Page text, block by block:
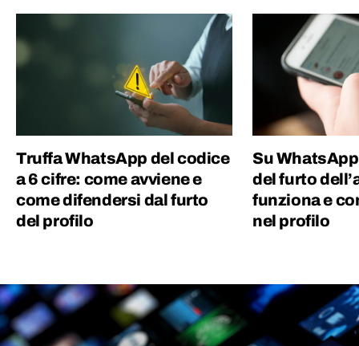
Truffa WhatsApp del codice
a 6 cifre: come avviene e
come difendersi dal furto
del profilo
Su
del furto
funziona e
nel profilo